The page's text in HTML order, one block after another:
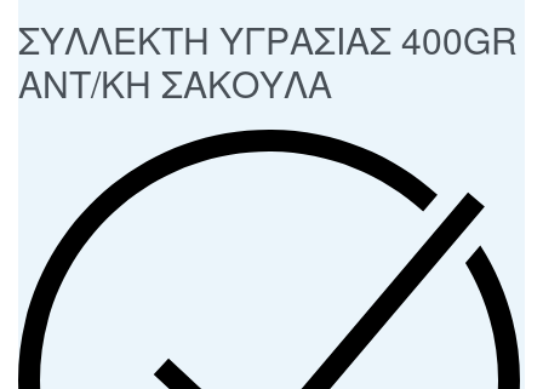
ΣΥΛΛΕΚΤΗ ΥΓΡΑΣΙΑΣ 400GR
ΑΝΤ/ΚH ΣΑΚΟΥΛΑ